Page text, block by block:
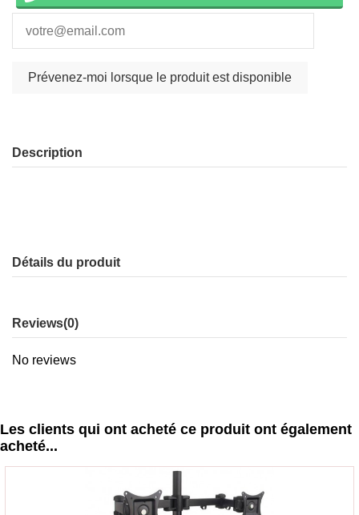
Description
Détails du produit
Reviews(0)
No reviews
Les clients qui ont acheté ce produit ont également
acheté...